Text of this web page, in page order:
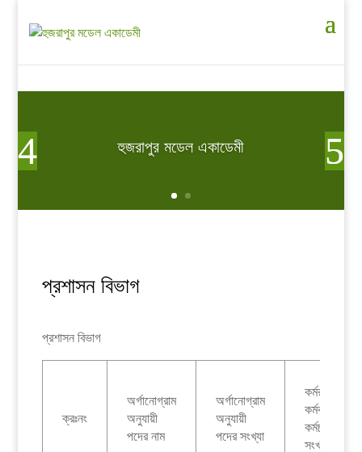
হুজরাপুর মডেল একাডেমী
প্রশাসন বিভাগ
প্রশাসন বিভাগ
ক্রঃনং
অর্গানোগ্রাম
অনুযায়ী
পদের নাম
অর্গানোগ্রাম
অনুযায়ী
পদের সংখ্যা
কর্মরত
কর্মকর্তা/
কর্মচারীদের
সংখ্যা